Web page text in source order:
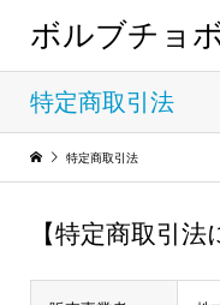
ボルブチョ
特定商取引法
特定商取引法
【特定商取引法